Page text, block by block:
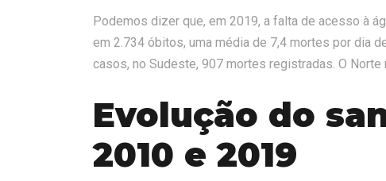
Podemos dizer que, em 2019, a falta de acesso à
em 2.734 óbitos, uma média de 7,4 mortes por dia
casos, no Sudeste, 907 mortes registradas. O Norte
Evolução do
2010 e 2019